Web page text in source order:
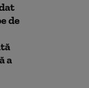
de
a